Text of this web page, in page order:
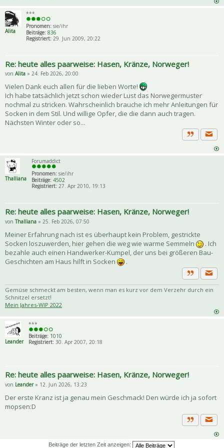
Alita
***
Pronomen:sie/ihr
Beiträge: 836
Registriert:29. Jun 2009, 20:22
Re: heute alles paarweise: Hasen, Kränze, Norweger!
von Alita » 24. Feb 2026, 20:00
Vielen Dank euch allen für die lieben Worte!
Ich habe tatsächlich jetzt schon wieder Lust das Norwegermuster
nochmal zu stricken. Wahrscheinlich brauche ich mehr Anleitungen für
Socken in dem Stil. Und willige Opfer, die die dann auch tragen.
Nächsten Winter oder so...
Zitat
Thalliana
Forumaddict
Pronomen: sie/ihr
Beiträge: 4502
Registriert: 27. Apr 2010, 19:13
Re: heute alles paarweise: Hasen, Kränze, Norweger!
von Thalliana » 25. Feb 2026, 07:50
Meiner Erfahrung nach ist es überhaupt kein Problem, gestrickte
Socken loszuwerden, hier gehen die weg wie warme Semmeln
. Ich
bezahle auch einen Handwerker-Kumpel, der uns bei größeren Bau-
Geschichten am Haus hilft in Socken
.
Zitat
Gemüse schmeckt am besten, wenn man es kurz vor dem Verzehr durch ein
Schnitzel ersetzt!
Mein Jahres-WIP 2022
Leander
***
Beiträge: 1010
Registriert: 30. Apr 2007, 20:18
Re: heute alles paarweise: Hasen, Kränze, Norweger!
von Leander» 12. Jun 2026, 13:23
Der erste Kranz ist ja genau mein Geschmack! Den würde ich ja sofort
mopsen:D
Zitat
Beiträge der letzten Zeit anzeigen: